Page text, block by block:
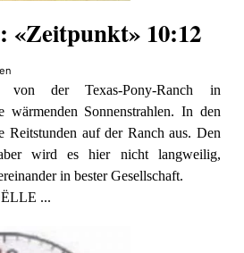
«Zeitpunkt» 10:12
von der Texas-Pony-Ranch in
wärmenden Sonnenstrahlen. In den
Reitstunden auf der Ranch aus. Den
wird es hier nicht langweilig,
in bester Gesellschaft.
...